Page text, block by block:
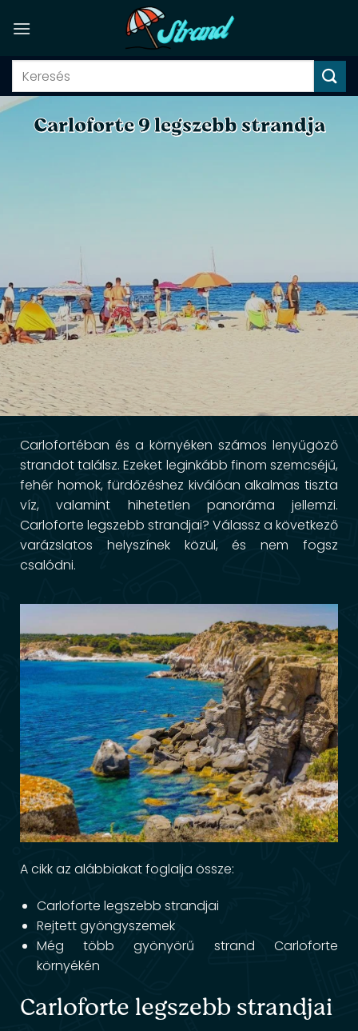
Carloforte 9 legszebb strandja
Carlofortéban és a környéken számos lenyűgöző
strandot találsz. Ezeket leginkább finom szemcséjű,
fehér homok, fürdőzéshez kiválóan alkalmas tiszta
víz, valamint hihetetlen panoráma jellemzi.
Carloforte legszebb strandjai? Válassz a következő
varázslatos helyszínek közül, és nem fogsz
csalódni.
A cikk az alábbiakat foglalja össze:
Carloforte legszebb strandjai
Rejtett gyöngyszemek
Még több gyönyörű strand Carloforte
környékén
Carloforte legszebb strandjai